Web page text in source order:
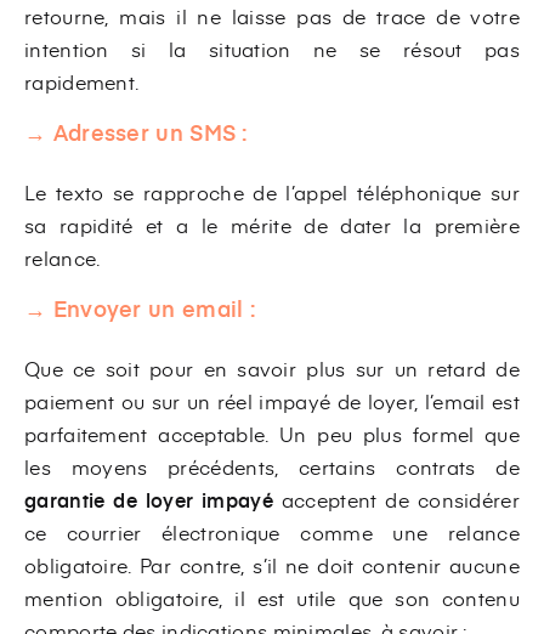
retourne, mais il ne laisse pas de trace de votre
intention si la situation ne se résout pas
rapidement.
→ Adresser un SMS :
Le texto se rapproche de l’appel téléphonique sur
sa rapidité et a le mérite de dater la première
relance.
→ Envoyer un email :
Que ce soit pour en savoir plus sur un retard de
paiement ou sur un réel impayé de loyer, l’email est
parfaitement acceptable. Un peu plus formel que
les moyens précédents, certains contrats de
garantie de loyer impayé acceptent de considérer
ce courrier électronique comme une relance
obligatoire. Par contre, s’il ne doit contenir aucune
mention obligatoire, il est utile que son contenu